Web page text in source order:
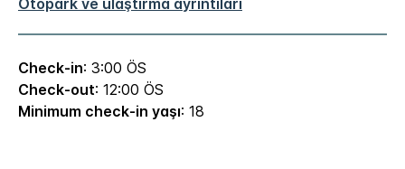
Otopark ve ulaştırma ayrıntıları
Check-in: 3:00 ÖS
Check-out: 12:00 ÖS
Minimum check-in yaşı: 18